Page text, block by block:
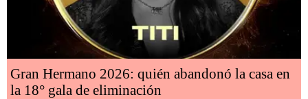
Gran Hermano 2026: quién abandonó la casa en
la 18° gala de eliminación